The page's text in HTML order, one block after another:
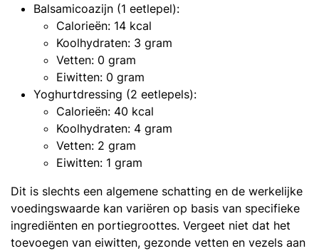
Balsamicoazijn (1 eetlepel):
Calorieën: 14 kcal
Koolhydraten: 3 gram
Vetten: 0 gram
Eiwitten: 0 gram
Yoghurtdressing (2 eetlepels):
Calorieën: 40 kcal
Koolhydraten: 4 gram
Vetten: 2 gram
Eiwitten: 1 gram
Dit is slechts een algemene schatting en de werkelijke
voedingswaarde kan variëren op basis van specifieke
ingrediënten en portiegroottes. Vergeet niet dat het
toevoegen van eiwitten, gezonde vetten en vezels aan